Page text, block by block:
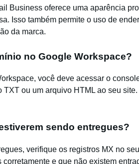
Business oferece uma aparência
Isso também permite o uso de
da marca.
no Google Workspace?
você deve acessar o
ou um arquivo HTML ao seu
sendo entregues?
verifique os registros MX no
e que não existem